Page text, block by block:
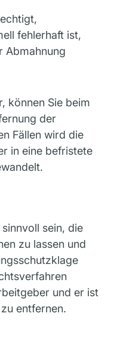
fehlerhaft ist,
Abmahnung
können Sie beim
der
Fällen wird die
in eine befristete
sein, die
zu lassen und
und er ist
entfernen.